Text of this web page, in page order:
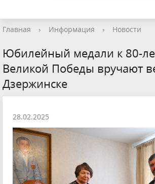
Главная › Информация › Новости
Юбилейный медали к 80-
Великой Победы вручают
Дзержинске
28.02.2025